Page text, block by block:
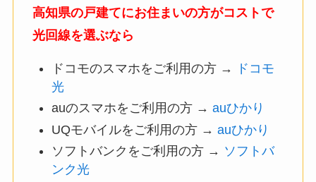
高知県の戸建てにお住まいの方がコストで
光回線を選ぶなら
ドコモのスマホをご利用の方 →
ドコモ
光
auのスマホをご利用の方 → auひかり
UQモバイルをご利用の方 → auひかり
ソフトバンクをご利用の方 → ソフトバ
ンク光